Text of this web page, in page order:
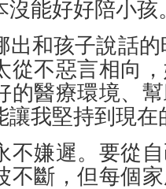
沒能好好陪小孩
出和孩子說話
從不惡言相向
的醫療環境、
讓我堅持到現在
不嫌遲。要從
不斷，但每個